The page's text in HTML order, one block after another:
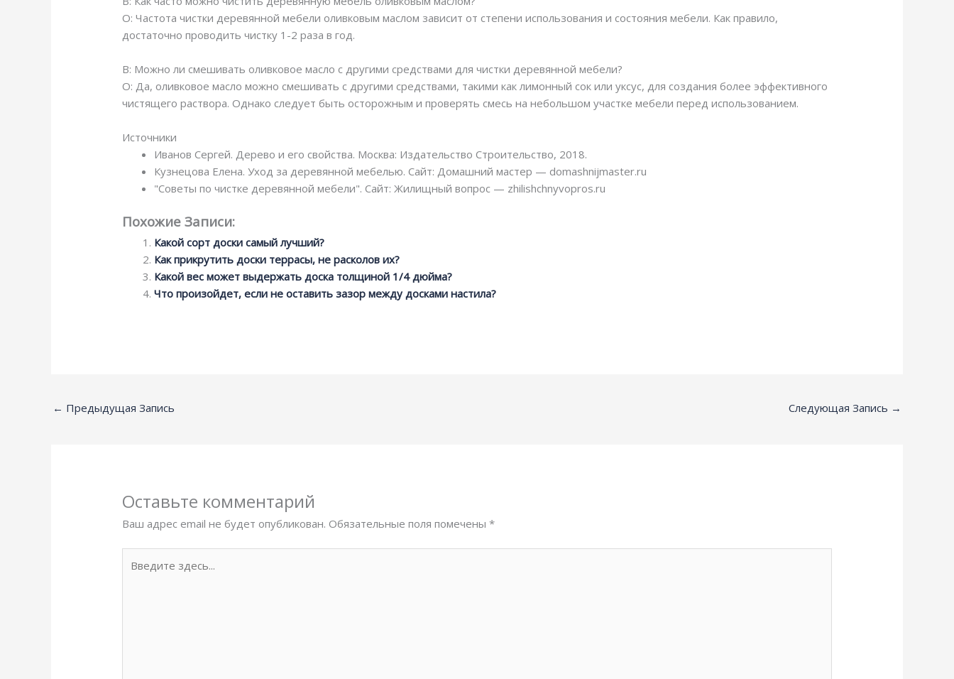
О: Частота чистки деревянной мебели оливковым маслом зависит от степени использования и состояния мебели. Как правило,
достаточно проводить чистку 1-2 раза в год.
В: Можно ли смешивать оливковое масло с другими средствами для чистки деревянной мебели?
О: Да, оливковое масло можно смешивать с другими средствами, такими как лимонный сок или уксус, для создания более эффективного
чистящего раствора. Однако следует быть осторожным и проверять смесь на небольшом участке мебели перед использованием.
Источники
Иванов Сергей. Дерево и его свойства. Москва: Издательство Строительство, 2018.
Кузнецова Елена. Уход за деревянной мебелью. Сайт: Домашний мастер — domashnijmaster.ru
"Советы по чистке деревянной мебели". Сайт: Жилищный вопрос — zhilishchnyvopros.ru
Похожие Записи:
Какой сорт доски самый лучший?
Как прикрутить доски террасы, не расколов их?
Какой вес может выдержать доска толщиной 1/4 дюйма?
Что произойдет, если не оставить зазор между досками настила?
← Предыдущая Запись Следующая Запись →
Оставьте комментарий
Ваш адрес email не будет опубликован. Обязательные поля помечены*
здесь...